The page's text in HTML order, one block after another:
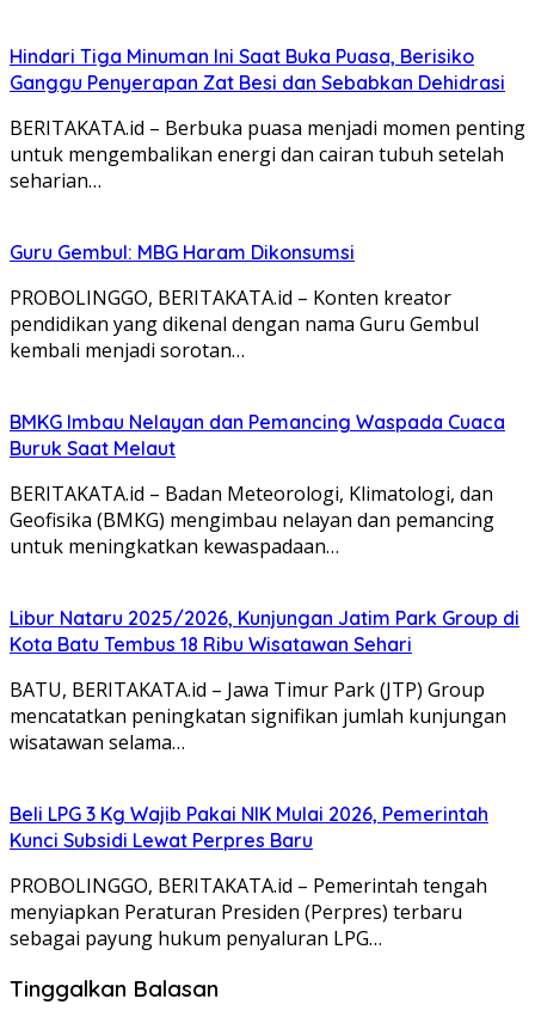
Hindari Tiga Minuman Ini Saat Buka Puasa, Berisiko
Ganggu Penyerapan Zat Besi dan Sebabkan Dehidrasi
BERITAKATA.id – Berbuka puasa menjadi momen penting
untuk mengembalikan energi dan cairan tubuh setelah
seharian…
Guru Gembul: MBG Haram Dikonsumsi
PROBOLINGGO, BERITAKATA.id – Konten kreator
pendidikan yang dikenal dengan nama Guru Gembul
kembali menjadi sorotan…
BMKG Imbau Nelayan dan Pemancing Waspada Cuaca
Buruk Saat Melaut
BERITAKATA.id – Badan Meteorologi, Klimatologi, dan
Geofisika (BMKG) mengimbau nelayan dan pemancing
untuk meningkatkan kewaspadaan…
Libur Nataru 2025/2026, Kunjungan Jatim Park Group di
Kota Batu Tembus 18 Ribu Wisatawan Sehari
BATU, BERITAKATA.id – Jawa Timur Park (JTP) Group
mencatatkan peningkatan signifikan jumlah kunjungan
wisatawan selama…
Beli LPG 3 Kg Wajib Pakai NIK Mulai 2026, Pemerintah
Kunci Subsidi Lewat Perpres Baru
PROBOLINGGO, BERITAKATA.id – Pemerintah tengah
menyiapkan Peraturan Presiden (Perpres) terbaru
sebagai payung hukum penyaluran LPG…
Tinggalkan Balasan